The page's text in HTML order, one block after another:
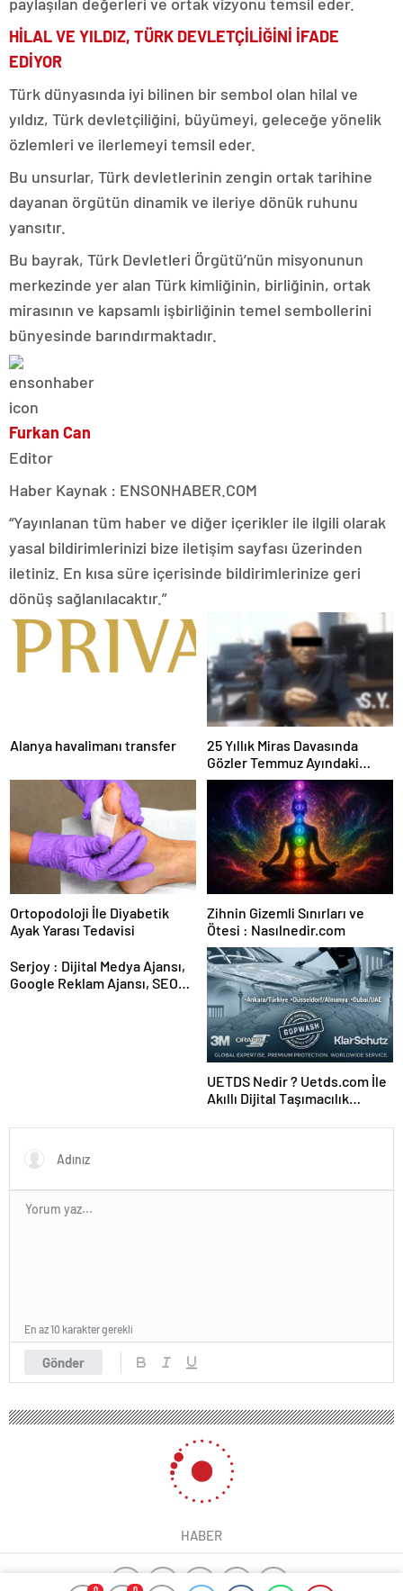
HİLAL VE YILDIZ, TÜRK DEVLETÇİLİĞİNİ İFADE
EDİYOR
Türk dünyasında iyi bilinen bir sembol olan hilal ve
yıldız, Türk devletçiliğini, büyümeyi, geleceğe yönelik
özlemleri ve ilerlemeyi temsil eder.
Bu unsurlar, Türk devletlerinin zengin ortak tarihine
dayanan örgütün dinamik ve ileriye dönük ruhunu
yansıtır.
Bu bayrak, Türk Devletleri Örgütü’nün misyonunun
merkezinde yer alan Türk kimliğinin, birliğinin, ortak
mirasının ve kapsamlı işbirliğinin temel sembollerini
bünyesinde barındırmaktadır.
Furkan Can
Editor
Haber Kaynak : ENSONHABER.COM
“Yayınlanan tüm haber ve diğer içerikler ile ilgili olarak
yasal bildirimlerinizi bize iletişim sayfası üzerinden
iletiniz. En kısa süre içerisinde bildirimlerinize geri
dönüş sağlanılacaktır.”
Alanya havalimanı transfer
25 Yıllık Miras Davasında
Gözler Temmuz Ayındaki
Karar Duruşmasına Çevrildi
Ortopodoloji İle Diyabetik
Ayak Yarası Tedavisi
Zihnin Gizemli Sınırları ve
Ötesi : Nasılnedir.com
Serjoy : Dijital Medya Ajansı,
Google Reklam Ajansı, SEO
UETDS Nedir ? Uetds.com İle
Akıllı Dijital Taşımacılık
Gönder
En az 10 karakter gerekli
HABER